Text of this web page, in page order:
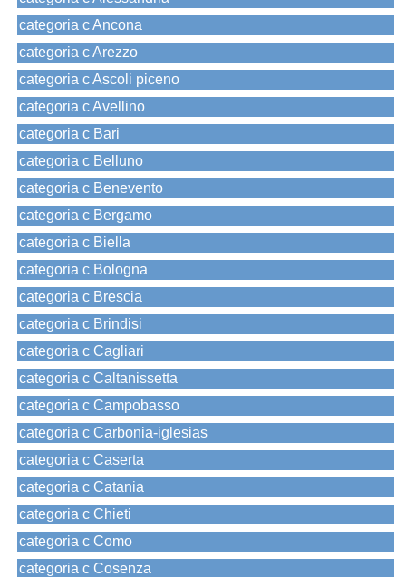
categoria c Ancona
categoria c Arezzo
categoria c Ascoli piceno
categoria c Avellino
categoria c Bari
categoria c Belluno
categoria c Benevento
categoria c Bergamo
categoria c Biella
categoria c Bologna
categoria c Brescia
categoria c Brindisi
categoria c Cagliari
categoria c Caltanissetta
categoria c Campobasso
categoria c Carbonia-iglesias
categoria c Caserta
categoria c Catania
categoria c Chieti
categoria c Como
categoria c Cosenza